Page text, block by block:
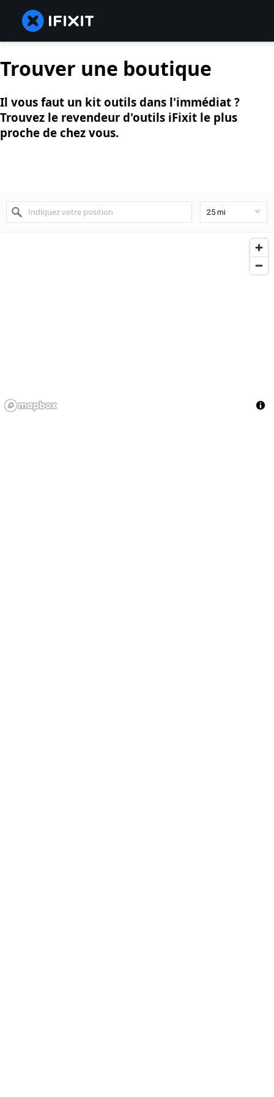
Trouver une boutique
Il vous faut un kit outils dans l'immédiat ?
Trouvez le revendeur d'outils iFixit le plus
proche de chez vous.
25 mi